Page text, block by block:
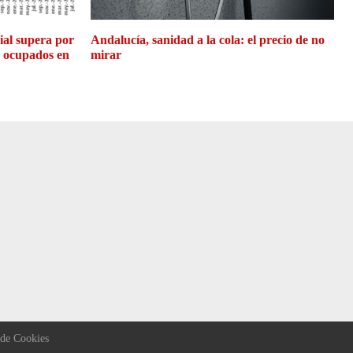
supera por
en
Andalucía, sanidad a la cola: el precio de no
mirar
Cookies